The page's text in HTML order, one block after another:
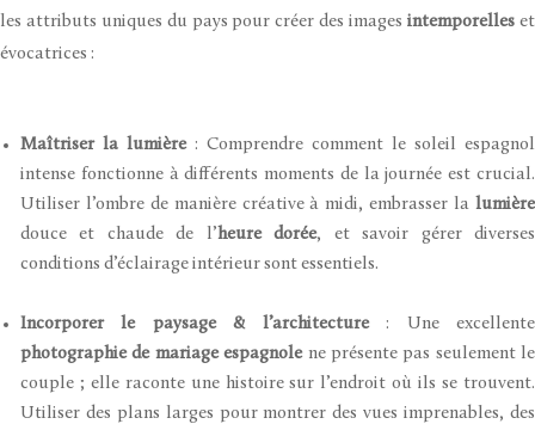
les attributs uniques du pays pour créer des imagesintemporelles et
évocatrices :
Maîtriser la lumière: Comprendre comment le soleil espagnol
intense fonctionne à différents moments de la journée est crucial.
Utiliser l’ombre de manière créative à midi, embrasser la lumière
douce et chaude de l’heure dorée, et savoir gérer diverses
conditions d’éclairage intérieur sont essentiels.
Incorporer le paysage & l’architecture: Une excellente
photographie de mariage espagnolene présente pas seulement le
couple ; elle raconte une histoire sur l’endroit où ils se trouvent.
Utiliser des plans larges pour montrer des vues imprenables, des